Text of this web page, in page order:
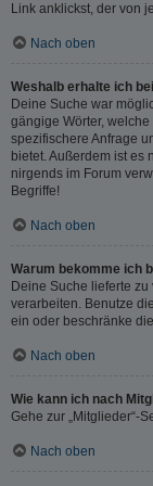
Link anklickst, der von
Nach oben
Weshalb erhalte ich
Deine Suche war
gängige Wörter,
spezifischere Anfrage
bietet. Außerdem ist
nirgends im Forum
Begriffe!
Nach oben
Warum bekomme ich
Deine Suche lieferte
verarbeiten. Benutze
ein oder beschränke
Nach oben
Wie kann ich nach
Gehe zur „Mitglieder“-
Nach oben